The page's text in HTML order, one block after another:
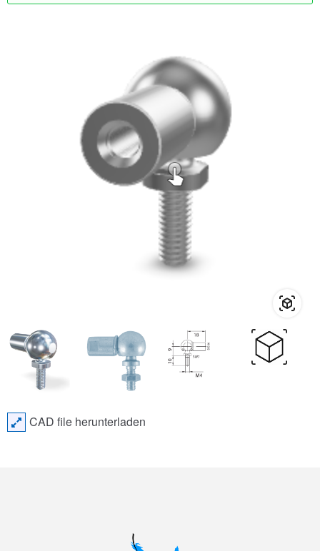
CAD file herunterladen